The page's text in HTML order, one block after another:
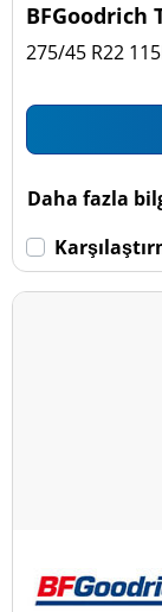
BFGoodrich
275/45 R22 115
Daha fazla